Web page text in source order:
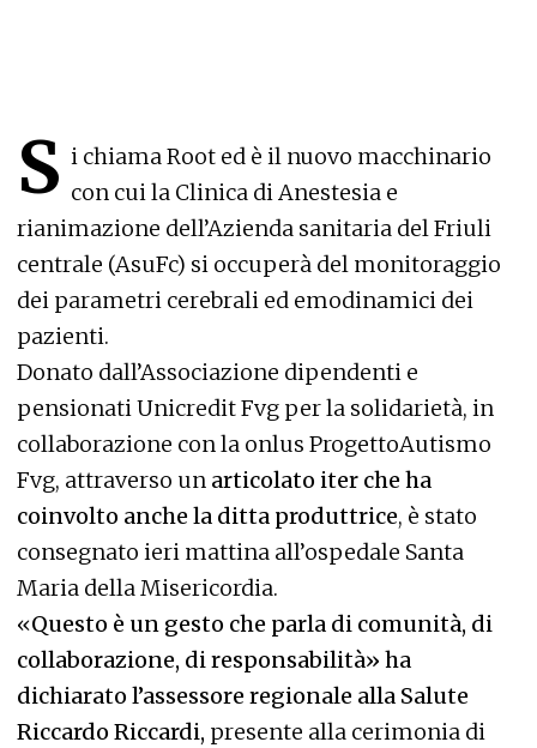
S i chiama Root ed è il nuovo macchinario
con cui la Clinica di Anestesia e
rianimazione dell’Azienda sanitaria del Friuli
centrale (AsuFc) si occuperà del monitoraggio
dei parametri cerebrali ed emodinamici dei
pazienti.
Donato dall’Associazione dipendenti e
pensionati Unicredit Fvg per la solidarietà, in
collaborazione con la onlus ProgettoAutismo
Fvg, attraverso un articolato iter che ha
coinvolto anche la ditta produttrice, è stato
consegnato ieri mattina all’ospedale Santa
Maria della Misericordia.
«Questo è un gesto che parla di comunità, di
collaborazione, di responsabilità» ha
dichiarato l’assessore regionale alla Salute
Riccardo Riccardi, presente alla cerimonia di